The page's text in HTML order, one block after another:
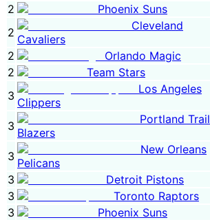
2
Phoenix Suns
2
Cleveland
Cavaliers
2
Orlando Magic
2
Team Stars
3
Los Angeles
Clippers
3
Portland Trail
Blazers
3
New Orleans
Pelicans
3
Detroit Pistons
3
Toronto Raptors
3
Phoenix Suns